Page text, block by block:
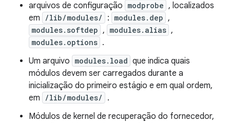
arquivos de configuração modprobe , localizados
em
/lib/modules/ : modules.dep ,
modules.softdep , modules.alias ,
modules.options .
Um arquivo modules.load que indica quais
módulos devem ser carregados durante a
inicialização do primeiro estágio e em qual ordem,
em
/lib/modules/
.
Módulos de kernel de recuperação do fornecedor,